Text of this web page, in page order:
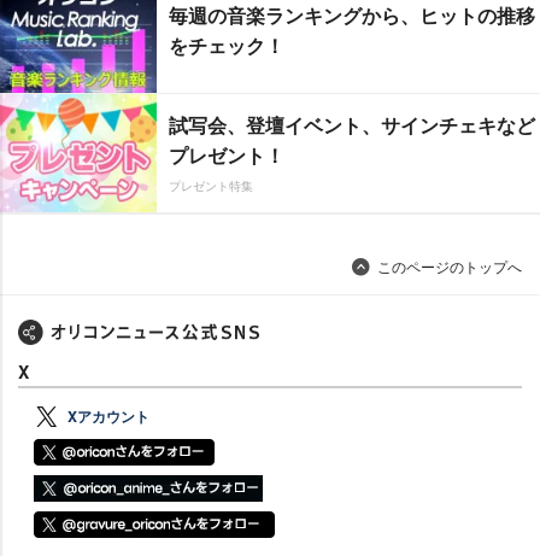
毎週の音楽ランキングから、ヒットの推移
をチェック！
試写会、登壇イベント、サインチェキなど
プレゼント！
プレゼント特集
このページのトップへ
X
Xアカウント